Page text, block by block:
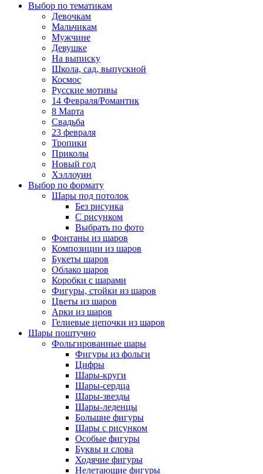
Выбор по тематикам
Девочкам
Мальчикам
Мужчине
Девушке
На выписку
Школа, сад, выпускной
Космос
Русские мотивы
14 Февраля/Романтик
8 Марта
Свадьба
23 февраля
Тропики
Приколы
Новый год
Хэллоуин
Выбор по формату
Шары под потолок
Без рисунка
С рисунком
Выбрать по фото
Фонтаны из шаров
Композиции из шаров
Букеты шаров
Облако шаров
Коробки с шарами
Фигуры, стойки из шаров
Цветы из шаров
Арки из шаров
Гелиевые цепочки из шаров
Шары поштучно
Фольгированные шары
Фигуры из фольги
Цифры
Шары-круги
Шары-сердца
Шары-звезды
Шары-леденцы
Большие фигуры
Шары с рисунком
Особые фигуры
Буквы и слова
Ходячие фигуры
Нелетающие фигуры